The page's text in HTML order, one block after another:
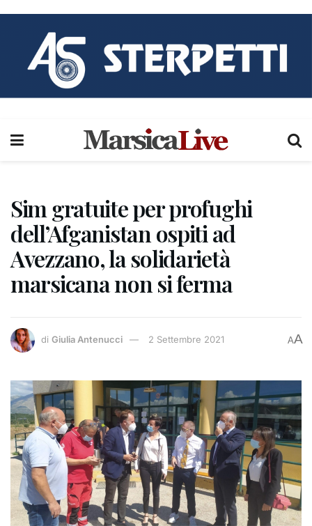
Sim gratuite per profughi
dell’Afganistan ospiti ad
Avezzano, la solidarietà
marsicana non si ferma
di Giulia Antenucci 2 Settembre 2021 AA